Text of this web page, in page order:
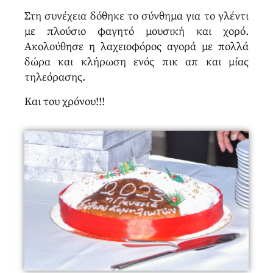
Στη συνέχεια δόθηκε το σύνθημα για το γλέντι
με πλούσιο φαγητό μουσική και χορό.
Ακολούθησε η λαχειοφόρος αγορά με πολλά
δώρα και κλήρωση ενός πικ απ και μίας
τηλεόρασης.
Και του χρόνου!!!